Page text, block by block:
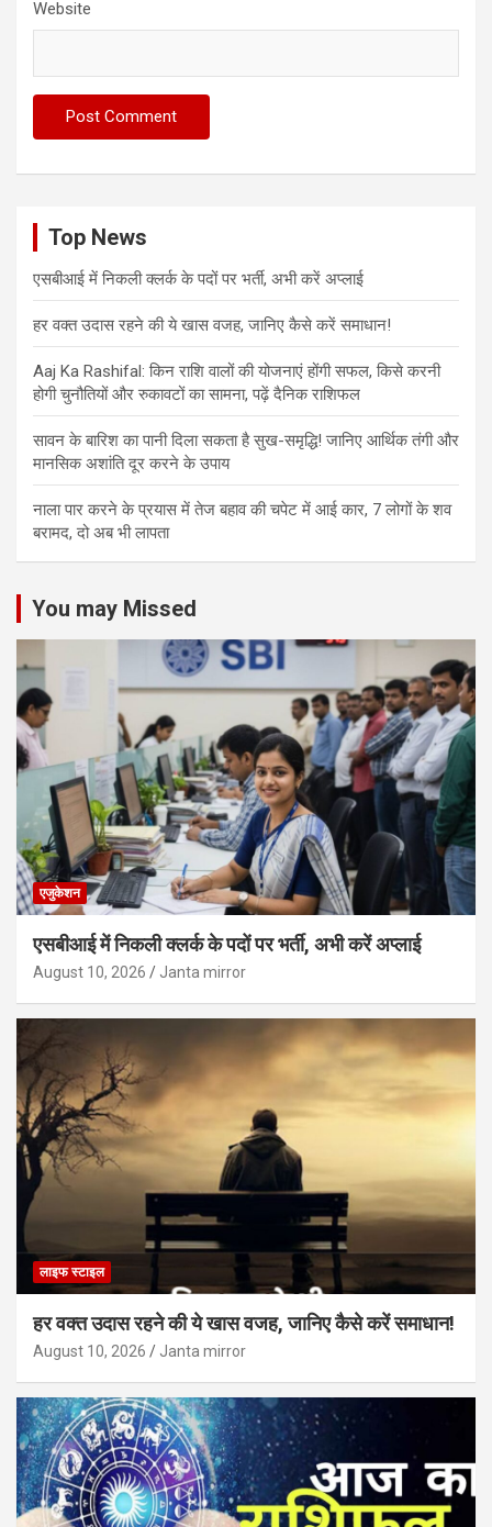
Website
Top News
एसबीआई में निकली क्लर्क के पदों पर भर्ती, अभी करें अप्‍लाई
हर वक्त उदास रहने की ये खास वजह, जानिए कैसे करें समाधान!
Aaj Ka Rashifal: किन राशि वालों की योजनाएं होंगी सफल, किसे करनी
होगी चुनौतियों और रुकावटों का सामना, पढ़ें दैनिक राशिफल
सावन के बारिश का पानी दिला सकता है सुख-समृद्धि! जानिए आर्थिक तंगी और
मानसिक अशांति दूर करने के उपाय
नाला पार करने के प्रयास में तेज बहाव की चपेट में आई कार, 7 लोगों के शव
बरामद, दो अब भी लापता
You may Missed
एजुकेशन
एसबीआई में निकली क्लर्क के पदों पर भर्ती, अभी करें अप्‍लाई
August 10, 2026 Janta mirror
लाइफ स्टाइल
हर वक्त उदास रहने की ये खास वजह, जानिए कैसे करें समाधान!
August 10, 2026 Janta mirror